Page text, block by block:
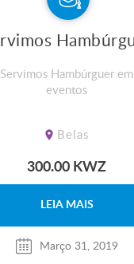
Servimos Hambúrguer em
eventos
Belas
300.00 KWZ
LEIA MAIS
Março 31, 2019